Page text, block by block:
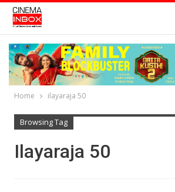
Home ilayaraja 50
Browsing Tag
Ilayaraja 50